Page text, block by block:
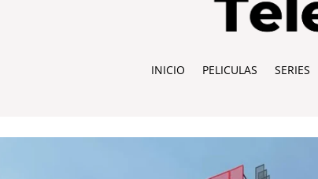
INICIO PELICULAS SERIES